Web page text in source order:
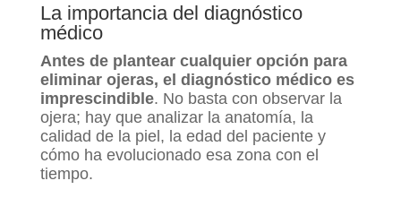
La importancia del diagnóstico
médico
Antes de plantear cualquier opción para
eliminar ojeras, el diagnóstico médico es
imprescindible. No basta con observar la
ojera; hay que analizar la anatomía, la
calidad de la piel, la edad del paciente y
cómo ha evolucionado esa zona con el
tiempo.